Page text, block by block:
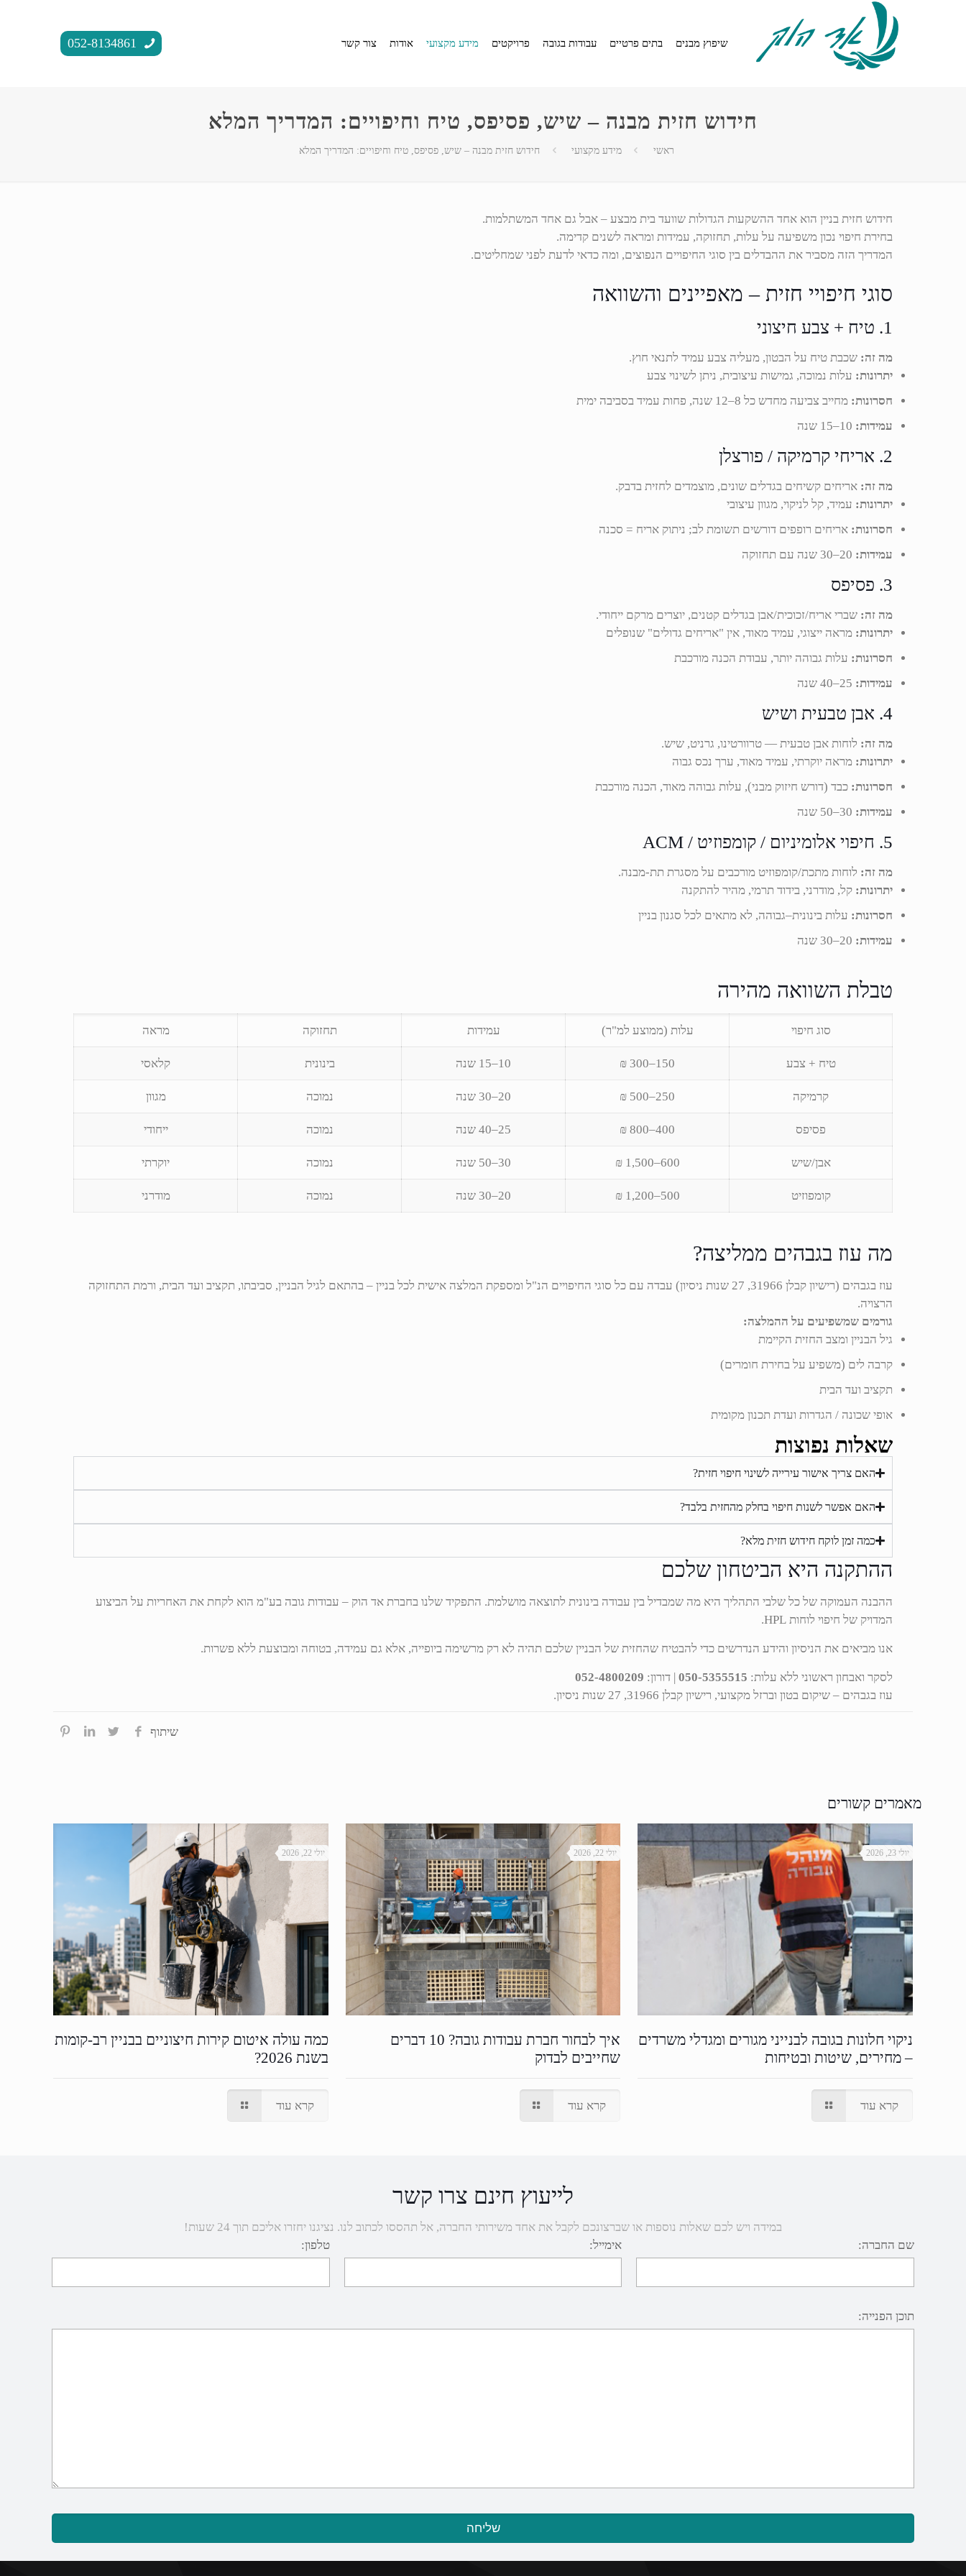
שיפוץ מבנים בתים פרטיים עבודות בגובה פרויקטים מידע מקצועי אודות צור קשר
חידוש חזית מבנה – שיש, פסיפס, טיח וחיפויים: המדריך המלא
ראשי מידע מקצועי חידוש חזית מבנה – שיש, פסיפס, טיח וחיפויים: המדריך המלא
חידוש חזית בניין הוא אחד ההשקעות הגדולות שוועד בית מבצע – אבל גם אחד המשתלמות.
בחירת חיפוי נכון משפיעה על עלות, תחזוקה, עמידות ומראה לשנים קדימה.
המדריך הזה מסביר את ההבדלים בין סוגי החיפויים הנפוצים, ומה כדאי לדעת לפני שמחליטים.
סוגי חיפויי חזית – מאפיינים והשוואה
1. טיח + צבע חיצוני
מה זה: שכבת טיח על הבטון, מעליה צבע עמיד לתנאי חוץ.
יתרונות: עלות נמוכה, גמישות עיצובית, ניתן לשינוי צבע
חסרונות: מחייב צביעה מחדש כל 8–12 שנה, פחות עמיד בסביבה ימית
עמידות:
2. אריחי קרמיקה / פורצלן
מה זה: אריחים קשיחים בגדלים שונים, מוצמדים לחזית בדבק.
יתרונות: עמיד, קל לניקוי, מגוון עיצובי
חסרונות: אריחים רופפים דורשים תשומת לב; ניתוק אריח = סכנה
עמידות:
3. פסיפס
מה זה: שברי אריח/זכוכית/אבן בגדלים קטנים, יוצרים מרקם ייחודי.
יתרונות: מראה ייצוגי, עמיד מאוד, אין "אריחים גדולים" שנופלים
חסרונות: עלות גבוהה יותר, עבודת הכנה מורכבת
עמידות:
4. אבן טבעית ושיש
מה זה: לוחות אבן טבעית — טרוורטינו, גרניט, שיש.
יתרונות: מראה יוקרתי, עמיד מאוד, ערך נכס גבוה
חסרונות: כבד (דורש חיזוק מבני), עלות גבוהה מאוד, הכנה מורכבת
עמידות:
5. חיפוי אלומיניום / קומפוזיט / ACM
מה זה: לוחות מתכת/קומפוזיט מורכבים על מסגרת תת-מבנה.
יתרונות: קל, מודרני, בידוד תרמי, מהיר להתקנה
חסרונות: עלות בינונית–גבוהה, לא מתאים לכל סגנון בניין
עמידות:
טבלת השוואה מהירה
סוג חיפוי עלות (ממוצע למ"ר) עמידות תחזוקה מראה
טיח + צבע 150–300 ₪ 10–15 שנה בינונית קלאסי
קרמיקה 250–500 ₪ 20–30 שנה נמוכה מגוון
פסיפס 400–800 ₪ 25–40 שנה נמוכה ייחודי
אבן/שיש 600–1,500 ₪ 30–50 שנה נמוכה יוקרתי
קומפוזיט 500–1,200 ₪ 20–30 שנה נמוכה מודרני
מה עוז בגבהים ממליצה?
עוז בגבהים (רישיון קבלן 31966, 27 שנות ניסיון) עבדה עם כל סוגי החיפויים הנ"ל ומספקת המלצה אישית לכל בניין – בהתאם לגיל הבניין, סביבתו, תקציב ועד הבית, ורמת התחזוקה
הרצויה.
גורמים שמשפיעים על ההמלצה:
גיל הבניין ומצב החזית הקיימת
קרבה לים (משפיע על בחירת חומרים)
תקציב ועד הבית
אופי שכונה / הגדרות ועדת תכנון מקומית
שאלות נפוצות
האם צריך אישור עירייה לשינוי חיפוי חזית?
האם אפשר לשנות חיפוי בחלק מהחזית בלבד?
כמה זמן לוקח חידוש חזית מלא?
ההתקנה היא הביטחון שלכם
ההבנה העמוקה של כל שלבי התהליך היא מה שמבדיל בין עבודה בינונית לתוצאה מושלמת. התפקיד שלנו בחברת אד הוק – עבודות גובה בע"מ הוא לקחת את האחריות על הביצוע
המדויק של חיפוי לוחות HPL.
אנו מביאים את הניסיון והידע הנדרשים כדי להבטיח שהחזית של הבניין שלכם תהיה לא רק מרשימה ביופייה, אלא גם עמידה, בטוחה ומבוצעת ללא פשרות.
לסקר ואבחון ראשוני ללא עלות: 050-5355515| דורון: 052-4800209
עוז בגבהים – שיקום בטון וברזל מקצועי, רישיון קבלן 31966, 27 שנות ניסיון.
שיתוף
מאמרים קשורים
יולי 23, 2026
ניקוי חלונות בגובה לבנייני מגורים ומגדלי משרדים
– מחירים, שיטות ובטיחות
קרא עוד
יולי 22, 2026
איך לבחור חברת עבודות גובה? 10 דברים
שחייבים לבדוק
קרא עוד
יולי 22, 2026
כמה עולה איטום קירות חיצוניים בבניין רב-קומות
בשנת 2026?
קרא עוד
לייעוץ חינם צרו קשר
במידה ויש לכם שאלות נוספות או שברצונכם לקבל את אחד משירותי החברה, אל תהססו לכתוב לנו. נציגנו יחזרו אליכם תוך 24 שעות!
שם החברה:
אימייל: טלפון:
תוכן הפנייה: